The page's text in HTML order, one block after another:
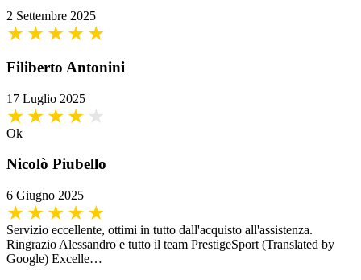
2 Settembre 2025
Filiberto Antonini
17 Luglio 2025
Ok
Nicolò Piubello
6 Giugno 2025
Servizio eccellente, ottimi in tutto dall'acquisto all'assistenza.
Ringrazio Alessandro e tutto il team PrestigeSport (Translated by
Google) Excelle…